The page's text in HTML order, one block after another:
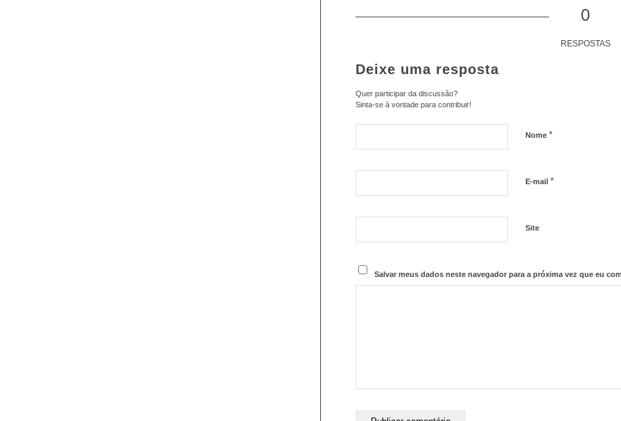
0
RESPOSTAS
Deixe uma resposta
Quer participar da discussão?
Sinta-se à vontade para contribuir!
Nome *
E-mail *
Site
Salvar meus dados neste navegador para a próxima vez que eu